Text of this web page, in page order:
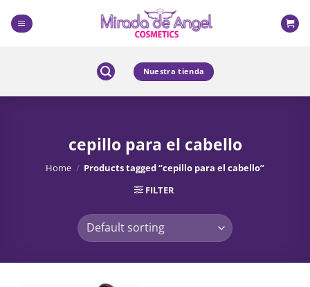
content
Nuestra tienda
cepillo para el cabello
Home / Products tagged “cepillo para el cabello”
FILTER